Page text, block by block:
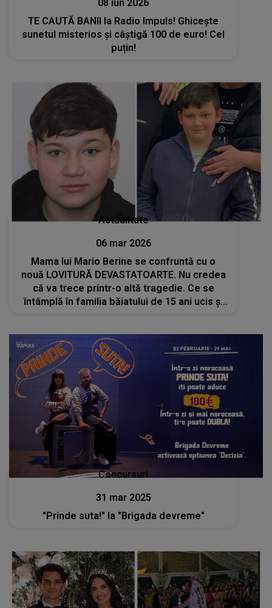
08 iun 2026
TE CAUTĂ BANII la Radio Impuls! Ghicește
sunetul misterios și câștigă 100 de euro! Cel
puțin!
Actualitate
06 mar 2026
Mama lui Mario Berine se confruntă cu o
nouă LOVITURĂ DEVASTATOARTE. Nu credea
că va trece printr-o altă tragedie. Ce se
întâmplă în familia băiatului de 15 ani ucis și
Concursuri
31 mar 2025
"Prinde suta!" la "Brigada devreme"